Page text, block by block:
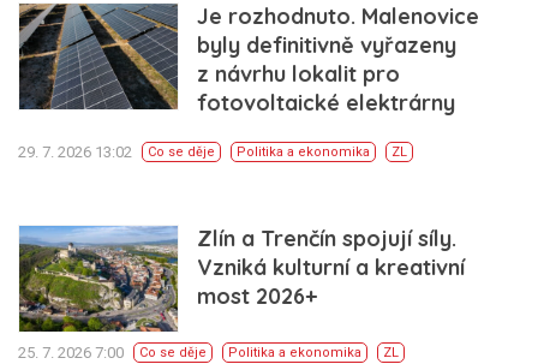
Je rozhodnuto. Malenovice
byly definitivně vyřazeny
z návrhu lokalit pro
fotovoltaické elektrárny
29. 7. 2026 13:02 Co se děje Politika a ekonomika ZL
Zlín a Trenčín spojují síly.
Vzniká kulturní a kreativní
most 2026+
25. 7. 2026 7:00 Co se děje Politika a ekonomika ZL